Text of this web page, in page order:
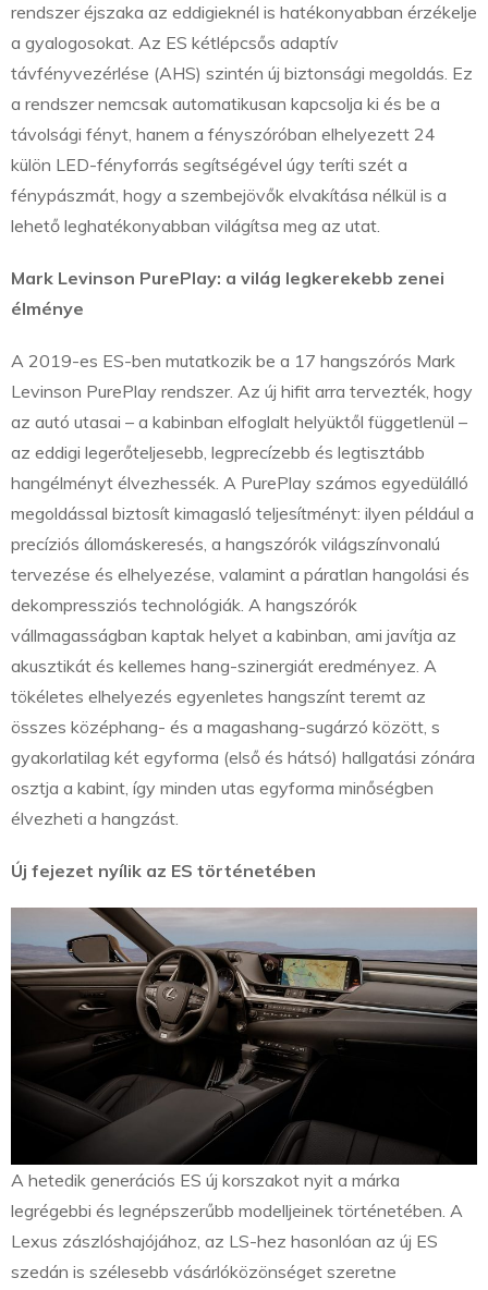
rendszer éjszaka az eddigieknél is hatékonyabban érzékelje
a gyalogosokat. Az ES kétlépcsős adaptív
távfényvezérlése (AHS) szintén új biztonsági megoldás. Ez
a rendszer nemcsak automatikusan kapcsolja ki és be a
távolsági fényt, hanem a fényszóróban elhelyezett 24
külön LED-fényforrás segítségével úgy teríti szét a
fénypászmát, hogy a szembejövők elvakítása nélkül is a
lehető leghatékonyabban világítsa meg az utat.
Mark Levinson PurePlay: a világ legkerekebb zenei
élménye
A 2019-es ES-ben mutatkozik be a 17 hangszórós Mark
Levinson PurePlay rendszer. Az új hifit arra tervezték, hogy
az autó utasai – a kabinban elfoglalt helyüktől függetlenül –
az eddigi legerőteljesebb, legprecízebb és legtisztább
hangélményt élvezhessék. A PurePlay számos egyedülálló
megoldással biztosít kimagasló teljesítményt: ilyen például a
precíziós állomáskeresés, a hangszórók világszínvonalú
tervezése és elhelyezése, valamint a páratlan hangolási és
dekompressziós technológiák. A hangszórók
vállmagasságban kaptak helyet a kabinban, ami javítja az
akusztikát és kellemes hang-szinergiát eredményez. A
tökéletes elhelyezés egyenletes hangszínt teremt az
összes középhang- és a magashang-sugárzó között, s
gyakorlatilag két egyforma (első és hátsó) hallgatási zónára
osztja a kabint, így minden utas egyforma minőségben
élvezheti a hangzást.
Új fejezet nyílik az ES történetében
A hetedik generációs ES új korszakot nyit a márka
legrégebbi és legnépszerűbb modelljeinek történetében. A
Lexus zászlóshajójához, az LS-hez hasonlóan az új ES
szedán is szélesebb vásárlóközönséget szeretne